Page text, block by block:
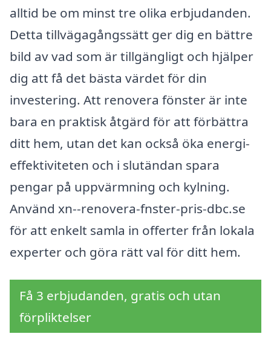
alltid be om minst tre olika erbjudanden.
Detta tillvägagångssätt ger dig en bättre
bild av vad som är tillgängligt och hjälper
dig att få det bästa värdet för din
investering. Att renovera fönster är inte
bara en praktisk åtgärd för att förbättra
ditt hem, utan det kan också öka energi-
effektiviteten och i slutändan spara
pengar på uppvärmning och kylning.
Använd xn--renovera-fnster-pris-dbc.se
för att enkelt samla in offerter från lokala
experter och göra rätt val för ditt hem.
Få 3 erbjudanden, gratis och utan
förpliktelser